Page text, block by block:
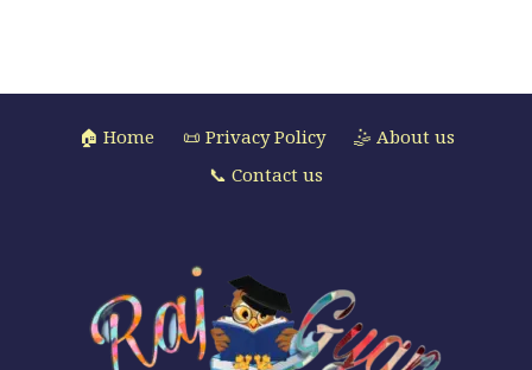
🏠 Home 📜 Privacy Policy
🤹 About us
📞 Contact us